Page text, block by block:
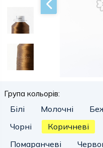
Група кольорів:
Білі Молочні
Чорні
Коричневі
Помаранчеві